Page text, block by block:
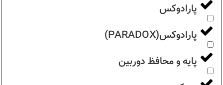
پارادوکس
پارادوکس(PARADOX)
پایه و محافظ دوربین